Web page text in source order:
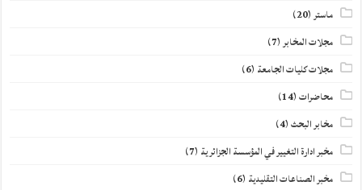
ماستر(20)
مجلات المخابر(7)
مجلات كليات الجامعة (6)
محاضرات(14)
مخابر البحث(4)
مخبر ادارة التغيير في المؤسسة الجزائرية (7)
مخبر الصناعات التقليدية (6)